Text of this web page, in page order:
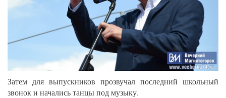
Затем для выпускников прозвучал последний школьный
звонок и начались танцы под музыку.